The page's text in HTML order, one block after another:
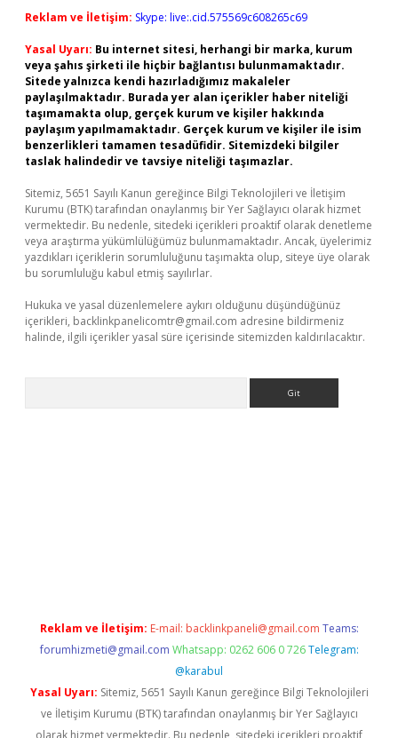
Reklam ve İletişim: Skype: live:.cid.575569c608265c69
Yasal Uyarı: Bu internet sitesi, herhangi bir marka, kurum
veya şahıs şirketi ile hiçbir bağlantısı bulunmamaktadır.
Sitede yalnızca kendi hazırladığımız makaleler
paylaşılmaktadır. Burada yer alan içerikler haber niteliği
taşımamakta olup, gerçek kurum ve kişiler hakkında
paylaşım yapılmamaktadır. Gerçek kurum ve kişiler ile isim
benzerlikleri tamamen tesadüfidir. Sitemizdeki bilgiler
taslak halindedir ve tavsiye niteliği taşımazlar.
Sitemiz, 5651 Sayılı Kanun gereğince Bilgi Teknolojileri ve İletişim
Kurumu (BTK) tarafından onaylanmış bir Yer Sağlayıcı olarak hizmet
vermektedir. Bu nedenle, sitedeki içerikleri proaktif olarak denetleme
veya araştırma yükümlülüğümüz bulunmamaktadır. Ancak, üyelerimiz
yazdıkları içeriklerin sorumluluğunu taşımakta olup, siteye üye olarak
bu sorumluluğu kabul etmiş sayılırlar.
Hukuka ve yasal düzenlemelere aykırı olduğunu düşündüğünüz
içerikleri, backlinkpanelicomtr@gmail.com adresine bildirmeniz
halinde, ilgili içerikler yasal süre içerisinde sitemizden kaldırılacaktır.
Reklam ve İletişim: E-mail: backlinkpaneli@gmail.com Teams:
forumhizmeti@gmail.com Whatsapp: 0262 606 0 726 Telegram:
@karabul
Yasal Uyarı: Sitemiz, 5651 Sayılı Kanun gereğince Bilgi Teknolojileri
ve İletişim Kurumu (BTK) tarafından onaylanmış bir Yer Sağlayıcı
olarak hizmet vermektedir. Bu nedenle, sitedeki içerikleri proaktif